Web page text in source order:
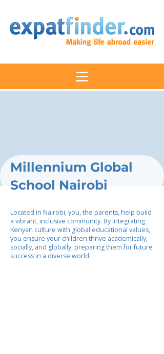
Millennium Global
School Nairobi
Located in Nairobi, you, the parents, help build
a vibrant, inclusive community. By integrating
Kenyan culture with global educational values,
you ensure your children thrive academically,
socially, and globally, preparing them for future
success in a diverse world.